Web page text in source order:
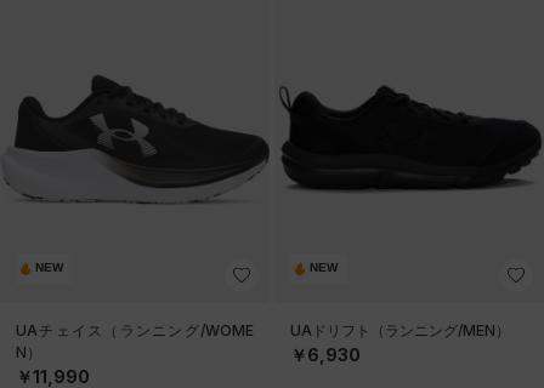
NEW
UAチェイス（ランニング/WOME
N）
￥11,990
NEW
UAドリフト（ランニング/MEN）
￥6,930